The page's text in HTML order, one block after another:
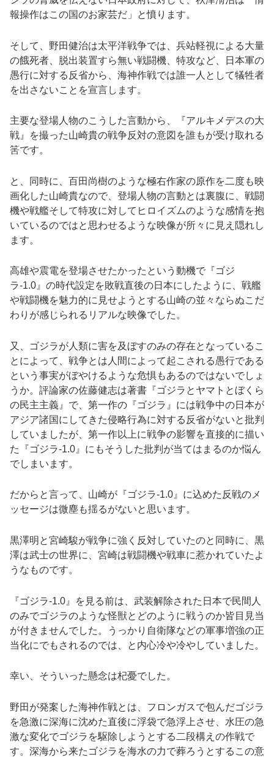
報操作はこの国のお家芸だ」と憤ります。
そして、野田健治は太平洋戦争では、兵站軽視による大量
の餓死者、脱出装置すら無い戦闘機、特攻など、日本軍の
愚行に対する反省から、海神作戦では誰一人として犠牲者
を出さないことを宣言します。
主要な登場人物のこうした言動から、『アルキメデスの大
戦』を撮った山崎貴の戦争反対の意図を誰もが受け取れる
筈です。
と、同時に、百田尚樹のような極右作家の原作を二度も映
画化した山崎貴なので、登場人物の言動とは裏腹に、戦闘
機や戦艦そして特攻に対してヒロイズムのような感情を抱
いているのではと思わせるような映像が所々に見え隠れし
ます。
高雄や震電を登場させたかったという動機で『ゴジ
ラ-1.0』の時代設定を敗戦直後の日本にしたように、戦艦
や戦闘機を魅力的に見せようとする山崎の並々ならぬこだ
わりが感じられるリアルな映像でした。
又、ゴジラが人類に害を及ぼすのみの存在となっているこ
とによって、戦争とは人間によって起こされる愚行である
という事実がぼやけるような危惧もあるのではないでしょ
うか。評論家の佐藤健志は著書『ゴジラとヤマトとぼくら
の民主主義』で、第一作の『ゴジラ』には戦争中の日本が
アジア諸国にしてきた侵略行為に対する反省がないと批判
していましたが、第一作以上に戦争の影響を直接的に描い
た『ゴジラ-1.0』にもそうした批判が当てはまるのか悩ん
でしまいます。
だからと言って、山崎が『ゴジラ-1.0』に込めた反戦のメ
ッセージは微塵も揺るがないと思います。
黒澤明と宮崎駿が戦争に強く反対していたのと同時に、黒
澤は武士の世界に、宮崎は戦闘機や戦車に惹かれていたよ
うなものです。
『ゴジラ-1.0』を見る前は、武装解除された日本で民間人
のみでゴジラのような怪獣とどのように戦うのか皆目見当
が付きませんでした。うっかり自衛隊などの軍事増強の正
当化にでもされるのでは、と内心冷や冷やしていました。
幸い、そういった懸念は杞憂でした。
野田が発案した海神作戦とは、フロンガスで包んだゴジラ
を急激に深海に沈めた直後に浮袋で急浮上させ、水圧の急
激な変化でゴジラを駆除しようとする二段構えの作戦で
す。深海から来たゴジラを海水の力で葬ろうとするこの意